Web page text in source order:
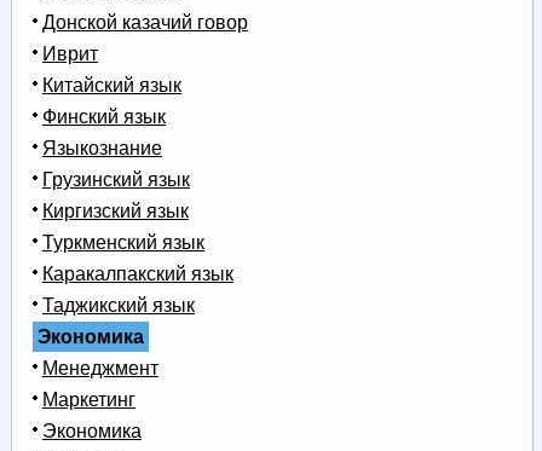
Донской казачий говор
Иврит
Китайский язык
Финский язык
Языкознание
Грузинский язык
Киргизский язык
Туркменский язык
Каракалпакский язык
Таджикский язык
Экономика
Менеджмент
Маркетинг
Экономика